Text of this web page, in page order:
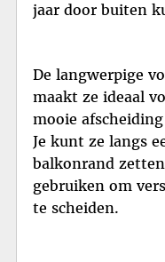
jaar door buiten
De langwerpige
maakt ze ideaal
mooie
Je kunt ze langs
balkonrand
gebruiken om
te scheiden.